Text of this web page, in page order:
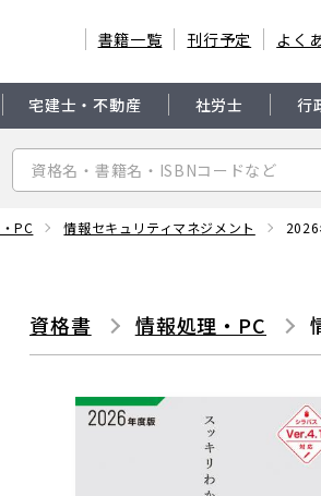
書籍一覧 刊行予定 よく
宅建士・不動産 社労士 行
PC 情報セキュリティマネジメント
資格書 情報処理・PC